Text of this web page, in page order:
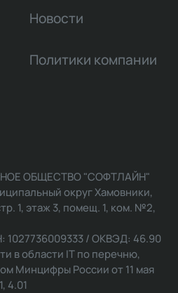
Новости
Политики компании
ОБЩЕСТВО "СОФТЛАЙН"
округ Хамовники,
1, этаж 3, помещ. 1, ком. №2,
1027736009333 / ОКВЭД: 46.90
в области IT по перечню,
Минцифры России от 11 мая
4.01